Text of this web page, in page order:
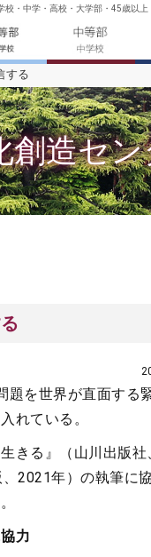
校・中学・高校・大学部・45歳以上
する
創造セ
題を世界が直面する
れている。
きる』（山川出版
2021年）の執筆に
力